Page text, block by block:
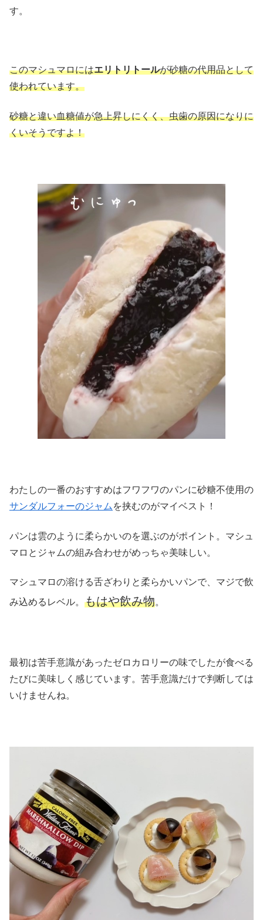
す。
このマシュマロにはエリトリトールが砂糖の代用品として
使われています。
砂糖と違い血糖値が急上昇しにくく、虫歯の原因になりに
くいそうですよ！
わたしの一番のおすすめはフワフワのパンに砂糖不使用の
サンダルフォーのジャム を挟むのがマイベスト！
パンは雲のように柔らかいのを選ぶのがポイント。マシュ
マロとジャムの組み合わせがめっちゃ美味しい。
マシュマロの溶ける舌ざわりと柔らかいパンで、マジで飲
み込めるレベル。 もはや飲み物。
最初は苦手意識があったゼロカロリーの味でしたが食べる
たびに美味しく感じています。苦手意識だけで判断しては
いけませんね。